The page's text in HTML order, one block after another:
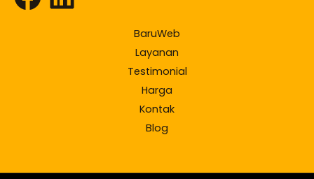
BaruWeb
Layanan
Testimonial
Harga
Kontak
Blog